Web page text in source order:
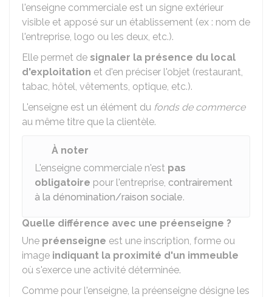
l'enseigne commerciale est un signe extérieur
visible et apposé sur un établissement (ex : nom de
l'entreprise, logo ou les deux, etc.).
Elle permet de signaler la présence du local
d'exploitation et d'en préciser l'objet (restaurant,
tabac, hôtel, vêtements, optique, etc.).
L'enseigne est un élément du fonds de commerce
au même titre que la clientèle.
À noter
L'enseigne commerciale n'est pas
obligatoire pour l'entreprise, contrairement
à la dénomination/raison sociale.
Quelle différence avec une préenseigne ?
Une préenseigne est une inscription, forme ou
image indiquant la proximité d'un immeuble
où s'exerce une activité déterminée.
Comme pour l'enseigne, la préenseigne désigne les